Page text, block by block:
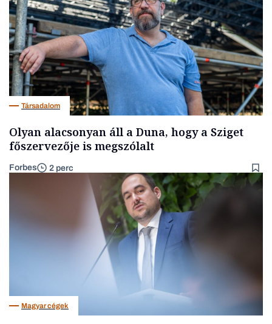
Társadalom
Olyan alacsonyan áll a Duna, hogy a Sziget
főszervezője is megszólalt
Forbes 2 perc
Magyar cégek